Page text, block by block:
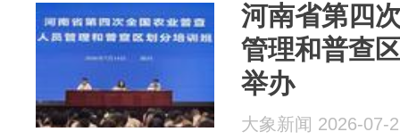
河南省第四
管理和普查
举办
大象新闻 2026-07-